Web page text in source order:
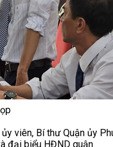
viên, Bí thư Quận ủy
đại biểu HĐND quận.